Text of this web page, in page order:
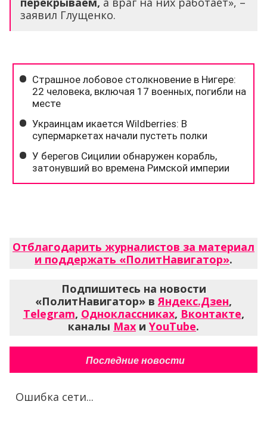
заявил Глущенко.
Отблагодарить журналистов за материал
и поддержать «ПолитНавигатор».
Подпишитесь на новости
«ПолитНавигатор» вЯндекс.Дзен,
Telegram, Одноклассниках, Вконтакте,
каналы Max и YouTube.
Последние новости
Ошибка сети...